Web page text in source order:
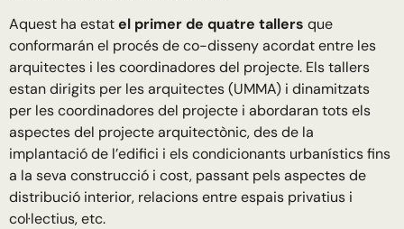
Aquest ha estatel primer de quatre tallers que
conformarán el procés de co-disseny acordat entre les
arquitectes i les coordinadores del projecte. Els tallers
estan dirigits per les arquitectes (UMMA) i dinamitzats
per les coordinadores del projecte i abordaran tots els
aspectes del projecte arquitectònic, des de la
implantació de l’edifici i els condicionants urbanístics fins
a la seva construcció i cost, passant pels aspectes de
distribució interior, relacions entre espais privatius i
col·lectius, etc.